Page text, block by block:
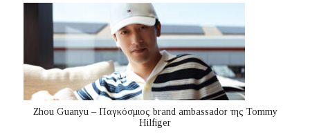
Zhou Guanyu – Παγκόσμιος brand ambassador της Tommy
Hilfiger